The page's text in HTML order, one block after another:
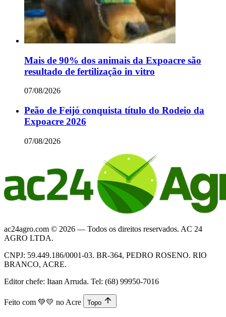
Mais de 90% dos animais da Expoacre são
resultado de fertilização in vitro
07/08/2026
Peão de Feijó conquista título do Rodeio da
Expoacre 2026
07/08/2026
ac24agro.com © 2026 — Todos os direitos reservados. AC 24
AGRO LTDA.
CNPJ: 59.449.186/0001-03. BR-364, PEDRO ROSENO. RIO
BRANCO, ACRE.
Editor chefe: Itaan Arruda. Tel: (68) 99950-7016
Feito com 💚💛 no Acre Topo